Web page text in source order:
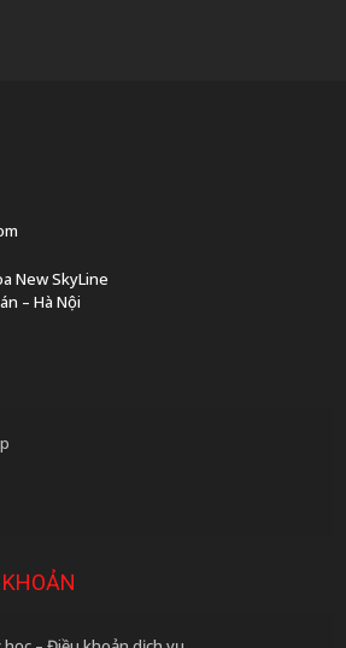
New SkyLine
– Hà Nội